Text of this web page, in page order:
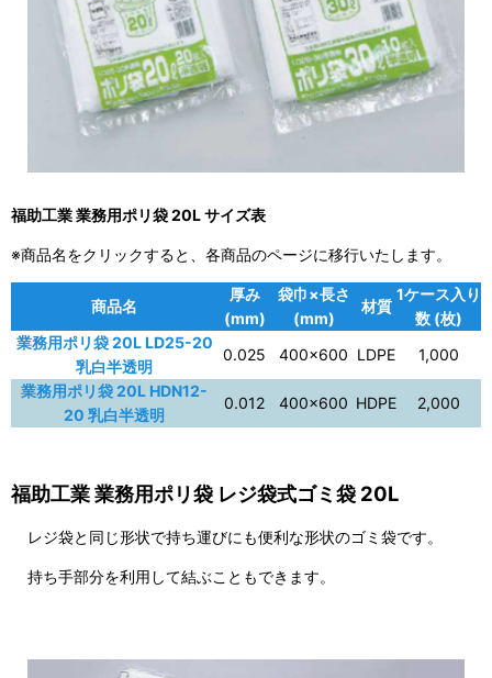
福助工業 業務用ポリ袋 20L サイズ表
※商品名をクリックすると、各商品のページに移行いたします。
商品名
厚み
(mm)
袋巾×長さ
(mm)
材質
1ケース入り
数 (枚)
業務用ポリ袋 20L LD25-20
乳白半透明
0.025 400×600 LDPE
1,000
業務用ポリ袋 20L HDN12-
20 乳白半透明
0.012 400×600 HDPE 2,000
福助工業 業務用ポリ袋 レジ袋式ゴミ袋 20L
レジ袋と同じ形状で持ち運びにも便利な形状のゴミ袋です。
持ち手部分を利用して結ぶこともできます。